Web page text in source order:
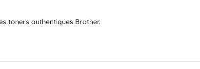
toners authentiques Brother.